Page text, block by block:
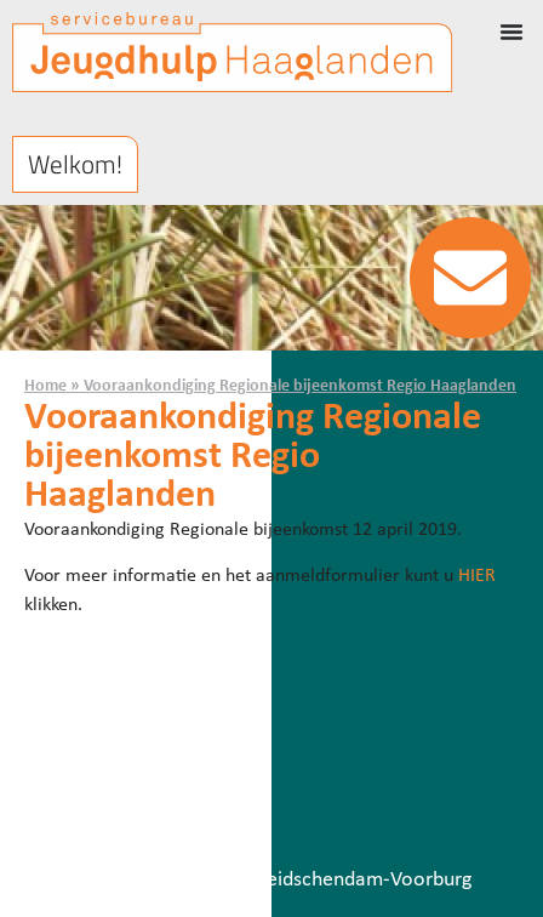
Welkom!
Home » Vooraankondiging Regionale bijeenkomst Regio Haaglanden
Vooraankondiging Regionale
bijeenkomst Regio
Haaglanden
Vooraankondiging Regionale bijeenkomst 12 april 2019.
Voor meer informatie en het aanmeldformulier kunt u HIER
klikken.
Storing berichtenverkeer Leidschendam-Voorburg